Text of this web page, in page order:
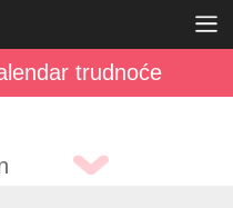
trudnoće